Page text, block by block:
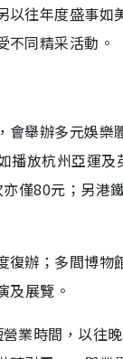
往年度盛事
不同精采活動。
舉辦多元娛
放杭州亞運
僅80元；另港
辦；多間博
及展覽。
業時間，以往